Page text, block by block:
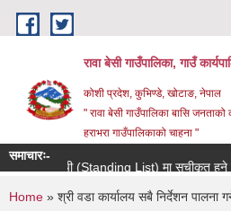
Skip to main content
रावा बेसी गाउँपालिका, गाउँ
कोशी प्रदेश, कुभिण्डे, खोटाङ, नेपाल
" रावा बेसी गाउँपालिका बासि जनताको
हराभरा गाउँपालिकाको चाहना "
समाचारः-
सूची (Standing List) मा सूचीकृत हुने
You are here
Home » श्री वडा कार्यालय सबै निर्देशन पालना